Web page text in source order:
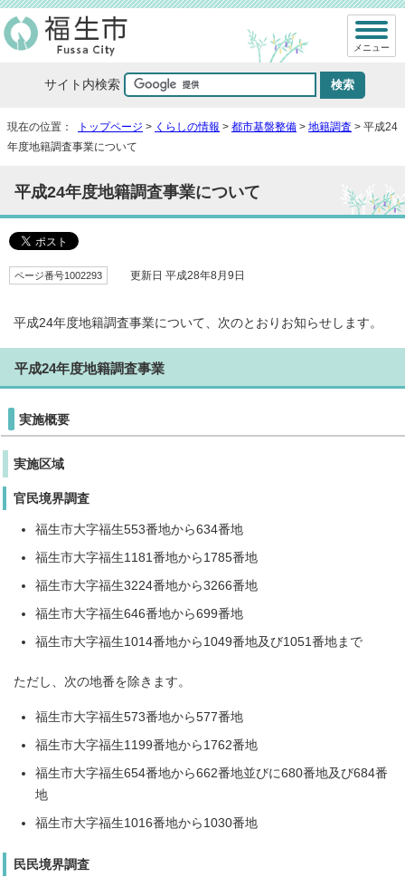
サイト内検索
メニュー
現在の位置： トップページ > くらしの情報 > 都市基盤整備 > 地籍調査 > 平成24
年度地籍調査事業について
平成24年度地籍調査事業について
ページ番号1002293 更新日 平成28年8月9日
平成24年度地籍調査事業について、次のとおりお知らせします。
平成24年度地籍調査事業
実施概要
実施区域
官民境界調査
福生市大字福生553番地から634番地
福生市大字福生1181番地から1785番地
福生市大字福生3224番地から3266番地
福生市大字福生646番地から699番地
福生市大字福生1014番地から1049番地及び1051番地まで
ただし、次の地番を除きます。
福生市大字福生573番地から577番地
福生市大字福生1199番地から1762番地
福生市大字福生654番地から662番地並びに680番地及び684番
地
福生市大字福生1016番地から1030番地
民民境界調査